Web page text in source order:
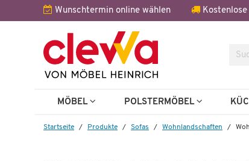
Wunschtermin online wählen
Suche
MÖBEL POLSTERMÖBEL
Startseite Produkte Sofas Wohnlandschaften